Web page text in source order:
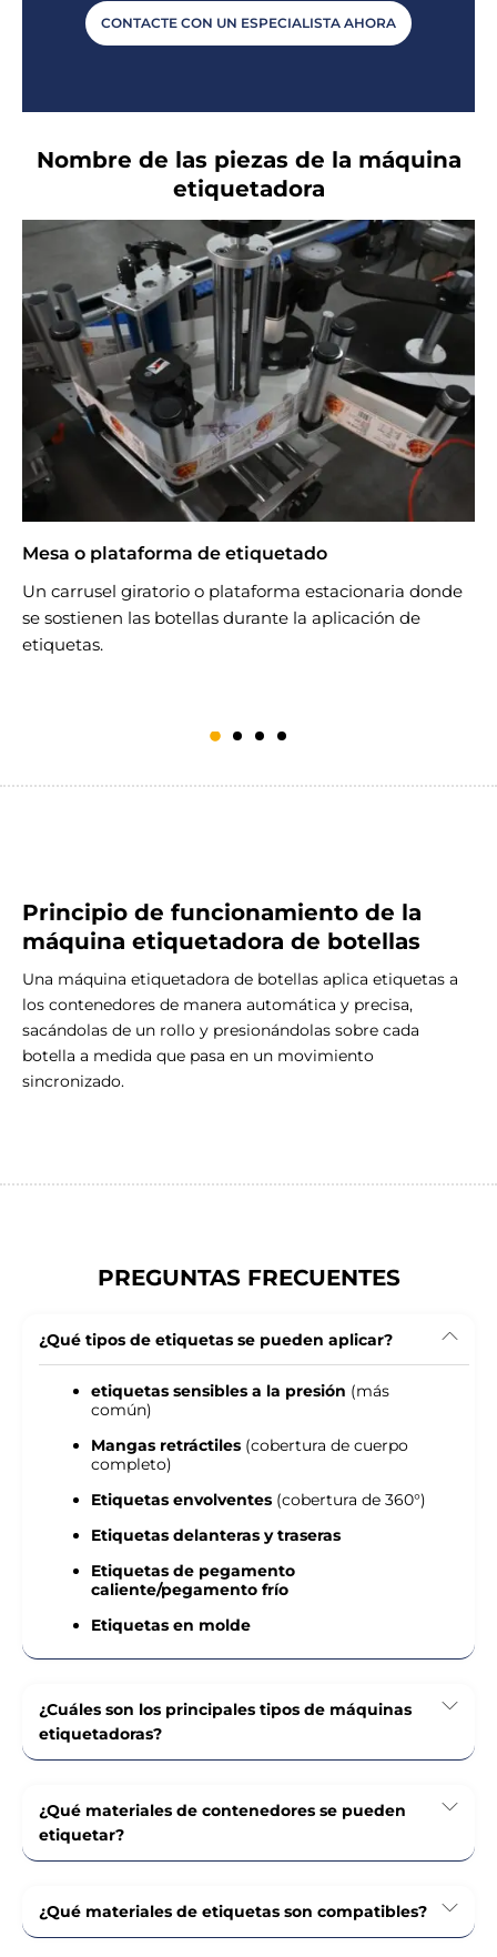
CONTACTE CON UN ESPECIALISTA AHORA
Nombre de las piezas de la máquina
etiquetadora
Un carrusel giratorio o plataforma estacionaria donde
se sostienen las botellas durante la aplicación de
etiquetas.
Mesa o plataforma de etiquetado
Principio de funcionamiento de la
máquina etiquetadora de botellas
Una máquina etiquetadora de botellas aplica etiquetas a
los contenedores de manera automática y precisa,
sacándolas de un rollo y presionándolas sobre cada
botella a medida que pasa en un movimiento
sincronizado.
PREGUNTAS FRECUENTES
¿Qué tipos de etiquetas se pueden aplicar?
etiquetas sensibles a la presión (más
común)
Mangas retráctiles (cobertura de cuerpo
completo)
Etiquetas envolventes (cobertura de 360°)
Etiquetas delanteras y traseras
Etiquetas de pegamento
caliente/pegamento frío
Etiquetas en molde
¿Cuáles son los principales tipos de máquinas
etiquetadoras?
¿Qué materiales de contenedores se pueden
etiquetar?
¿Qué materiales de etiquetas son compatibles?